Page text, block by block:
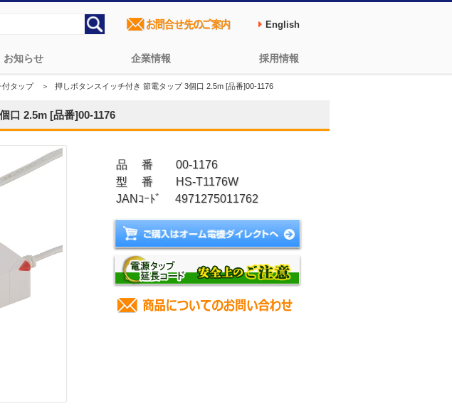
お知らせ 企業情報 採用情報
English
付タップ＞ 押しボタンスイッチ付き 節電タップ 3個口 2.5m [品番]00-1176
口 2.5m [品番]00-1176
品 番 00-1176
型 番 HS-T1176W
JANｺｰﾄﾞ 4971275011762